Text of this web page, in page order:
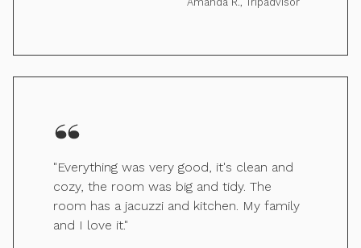
"Everything was very good, it's clean and
cozy, the room was big and tidy. The
room has a jacuzzi and kitchen. My family
and I love it."